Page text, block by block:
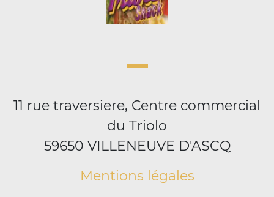
11 rue traversiere, Centre commercial
du Triolo
59650 VILLENEUVE D'ASCQ
Mentions légales